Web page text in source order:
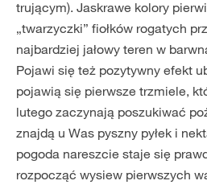
trującym). Jaskrawe kolory
„twarzyczki” fiołków rogatych
najbardziej jałowy teren w
Pojawi się też pozytywny efekt
pojawią się pierwsze trzmiele,
lutego zaczynają poszukiwać
znajdą u Was pyszny pyłek i
pogoda nareszcie staje się
rozpocząć wysiew pierwszych